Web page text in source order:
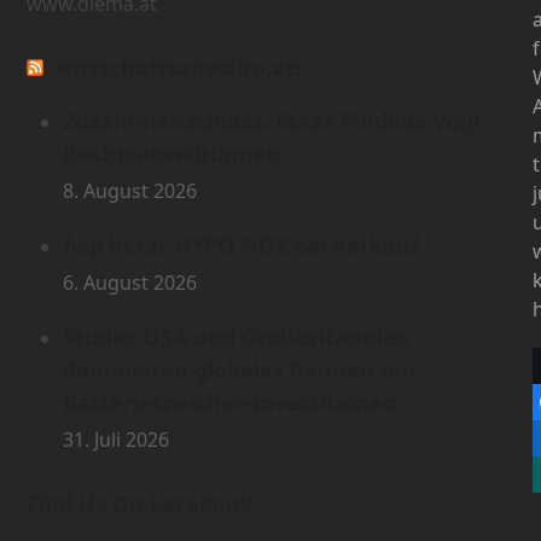
8. August 2026
6. August 2026
31. Juli 2026